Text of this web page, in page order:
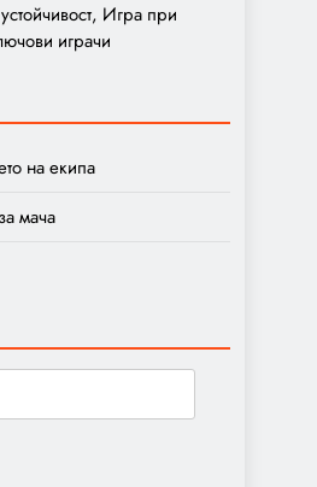
Игра при
играчи
на екипа
мача